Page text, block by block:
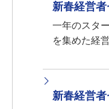
新春経営
一年のスタ
を集めた経
新春経営